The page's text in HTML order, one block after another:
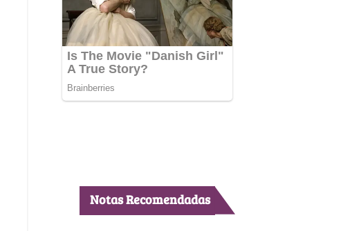
Notas Recomendadas